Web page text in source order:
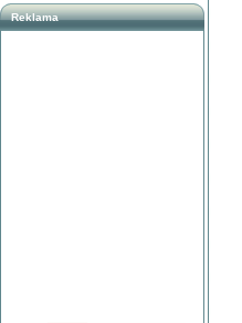
Reklama